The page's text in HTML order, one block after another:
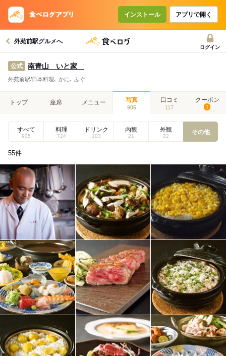
インストール アプリで開く
外苑前駅グルメへ
ログイン
公式 南青山 いと家
外苑前駅/日本料理､ かに､ ふぐ
トップ 座席 メニュー 写真
905
口コミ
117
クーポン
1
すべて
905
料理
724
ドリンク
103
内観
21
外観
22
その他
55件